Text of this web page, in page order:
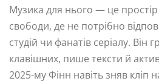
Музика для нього — це
свободи, де не потрібно
студій чи фанатів серіалу. Він
клавішних, пише тексти й
2025-му Фінн навіть зняв кліп